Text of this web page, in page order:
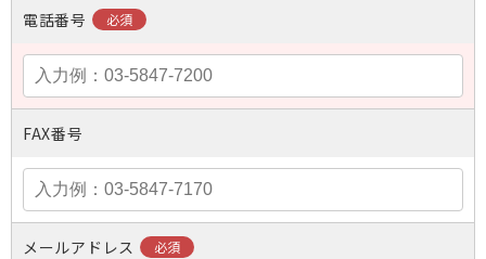
電話番号
FAX番号
メールアドレス